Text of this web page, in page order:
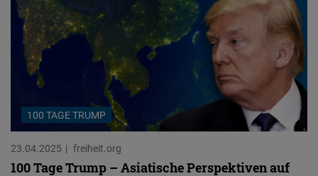
100 TAGE TRUMP
23.04.2025 freiheit.org
100 Tage Trump – Asiatische Perspektiven auf